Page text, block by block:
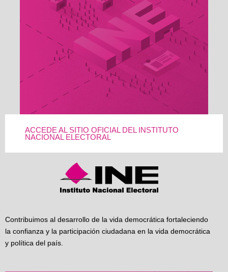
ACCEDE AL SITIO OFICIAL DEL INSTITUTO
NACIONAL ELECTORAL
Contribuimos al desarrollo de la vida democrática fortaleciendo
la confianza y la participación ciudadana en la vida democrática
y política del país.